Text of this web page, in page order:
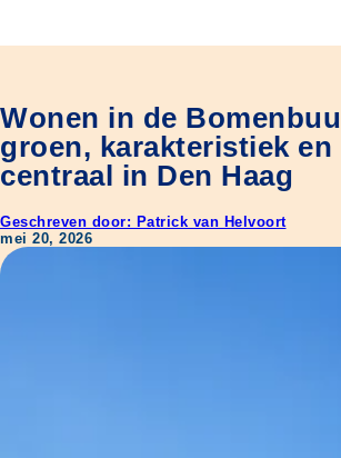
Wonen in de
groen, karakteristiek en
centraal in Den Haag
Geschreven door: Patrick van Helvoort
mei 20, 2026